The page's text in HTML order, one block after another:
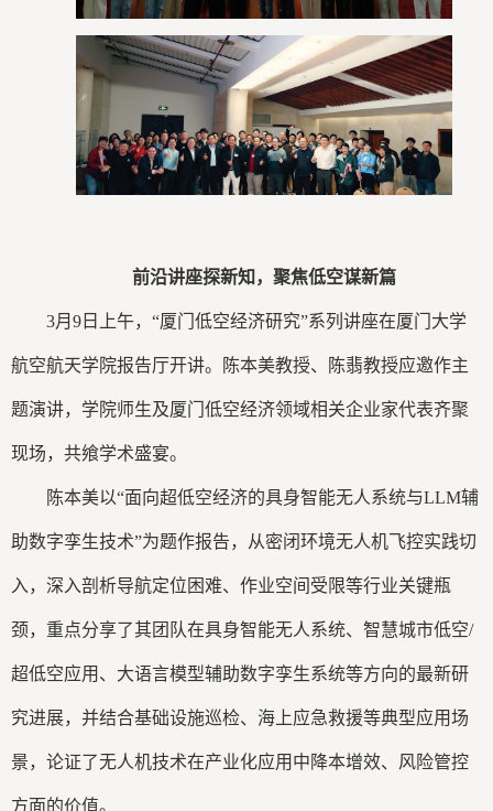
前沿讲座探新知，聚焦低空谋新篇
3月9日上午，“厦门低空经济研究”系列讲座在厦门大学
航空航天学院报告厅开讲。陈本美教授、陈翡教授应邀作主
题演讲，学院师生及厦门低空经济领域相关企业家代表齐聚
现场，共飨学术盛宴。
陈本美以“面向超低空经济的具身智能无人系统与LLM辅
助数字孪生技术”为题作报告，从密闭环境无人机飞控实践切
入，深入剖析导航定位困难、作业空间受限等行业关键瓶
颈，重点分享了其团队在具身智能无人系统、智慧城市低空/
超低空应用、大语言模型辅助数字孪生系统等方向的最新研
究进展，并结合基础设施巡检、海上应急救援等典型应用场
景，论证了无人机技术在产业化应用中降本增效、风险管控
方面的价值。